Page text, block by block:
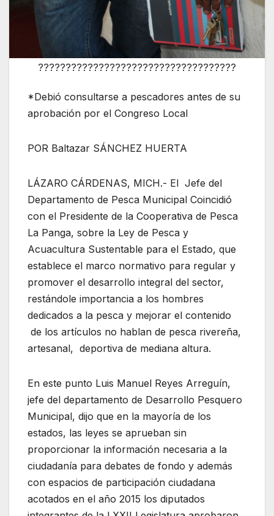
????????????????????????????????????
*Debió consultarse a pescadores antes de su
aprobación por el Congreso Local
POR Baltazar SÁNCHEZ HUERTA
LÁZARO CÁRDENAS, MICH.- El Jefe del
Departamento de Pesca Municipal Coincidió
con el Presidente de la Cooperativa de Pesca
La Panga, sobre la Ley de Pesca y
Acuacultura Sustentable para el Estado, que
establece el marco normativo para regular y
promover el desarrollo integral del sector,
restándole importancia a los hombres
dedicados a la pesca y mejorar el contenido
de los artículos no hablan de pesca rivereña,
artesanal, deportiva de mediana altura.
En este punto Luis Manuel Reyes Arreguín,
jefe del departamento de Desarrollo Pesquero
Municipal, dijo que en la mayoría de los
estados, las leyes se aprueban sin
proporcionar la información necesaria a la
ciudadanía para debates de fondo y además
con espacios de participación ciudadana
acotados en el año 2015 los diputados